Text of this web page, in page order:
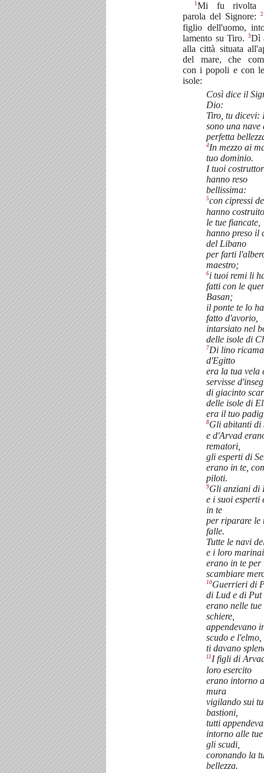
1Mi fu rivolta
parola del Signore:
2
figlio dell'uomo,
lamento su Tiro.
3Dì
alla città situata
del mare, che
con i popoli e con
isole:
Così dice il
Dio:
Tiro, tu dicevi:
sono una nave
perfetta
4In mezzo ai
tuo dominio.
I tuoi
hanno reso
bellissima:
5con cipressi
hanno
le tue fiancate,
hanno preso il
del Libano
per farti
maestro;
6i tuoi remi li
fatti con le
Basan;
il ponte te lo
fatto d'avorio,
intarsiato nel
delle isole di
7Di lino
d'Egitto
era la tua vela
servisse
di giacinto
delle isole di
era il tuo
8Gli abitanti di
e d'Arvad
rematori,
gli esperti di
erano in te,
piloti.
9Gli anziani di
e i suoi esperti
in te
per riparare le
falle.
Tutte le navi
e i loro marinai
erano in te per
scambiare
10Guerrieri di
di Lud e di Put
erano nelle tue
schiere,
appendevano
scudo e l'elmo,
ti davano
11I figli di
loro esercito
erano intorno
mura
vigilando sui
bastioni,
tutti
intorno alle
gli scudi,
coronando la
bellezza.